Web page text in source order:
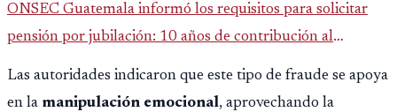
ONSEC Guatemala informó los requisitos para solicitar
pensión por jubilación: 10 años de contribución al
Las autoridades indicaron que este tipo de fraude se apoya
en la manipulación emocional, aprovechando la